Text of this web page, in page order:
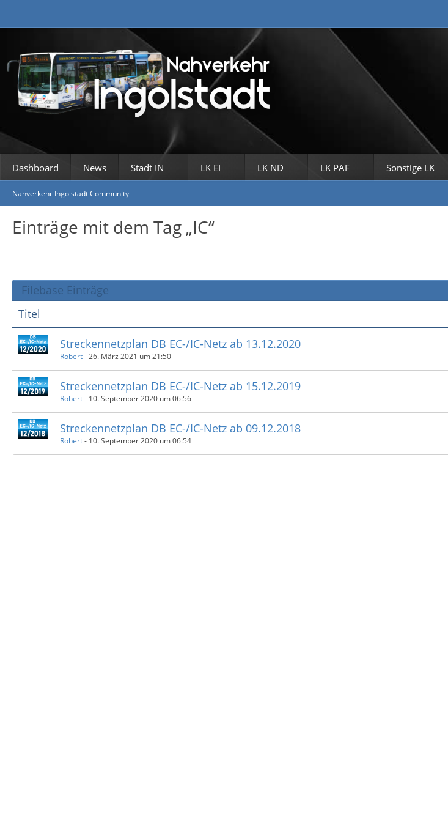
Dashboard News Stadt IN LK EI LK ND LK PAF Sonstige LK
Nahverkehr Ingolstadt Community
Einträge mit dem Tag „IC“
Filebase Einträge
Titel
Streckennetzplan DB EC-/IC-Netz ab 13.12.2020
Robert-26. März 2021 um 21:50
Streckennetzplan DB EC-/IC-Netz ab 15.12.2019
Robert- 10. September 2020 um 06:56
Streckennetzplan DB EC-/IC-Netz ab 09.12.2018
Robert- 10. September 2020 um 06:54